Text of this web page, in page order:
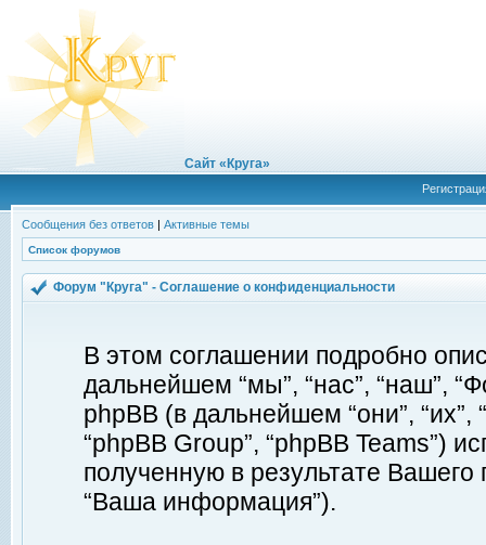
Сайт «Круга»
Сообщения без ответов | Активные темы
Список форумов
Форум "Круга" - Соглашение о конфиденциальности
В этом соглашении подробно
дальнейшем “мы”, “нас”, “наш”,
phpBB (в дальнейшем “они”, “их”,
“phpBB Group”, “phpBB Teams”)
полученную в результате
“Ваша информация”).